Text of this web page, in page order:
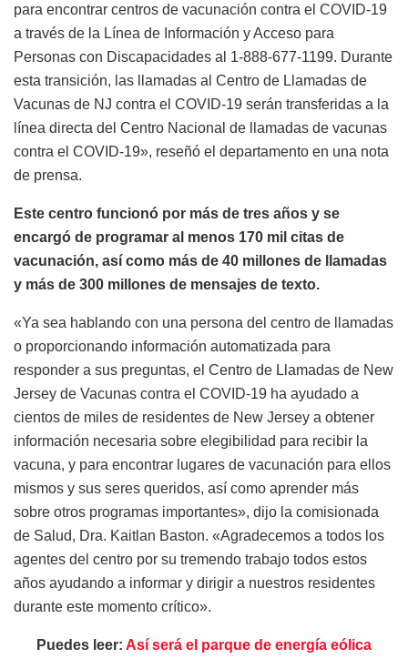
para encontrar centros de vacunación contra el COVID-19
a través de la Línea de Información y Acceso para
Personas con Discapacidades al 1-888-677-1199. Durante
esta transición, las llamadas al Centro de Llamadas de
Vacunas de NJ contra el COVID-19 serán transferidas a la
línea directa del Centro Nacional de llamadas de vacunas
contra el COVID-19», reseñó el departamento en una nota
de prensa.
Este centro funcionó por más de tres años y se
encargó de programar al menos 170 mil citas de
vacunación, así como más de 40 millones de llamadas
y más de 300 millones de mensajes de texto.
«Ya sea hablando con una persona del centro de llamadas
o proporcionando información automatizada para
responder a sus preguntas, el Centro de Llamadas de New
Jersey de Vacunas contra el COVID-19 ha ayudado a
cientos de miles de residentes de New Jersey a obtener
información necesaria sobre elegibilidad para recibir la
vacuna, y para encontrar lugares de vacunación para ellos
mismos y sus seres queridos, así como aprender más
sobre otros programas importantes», dijo la comisionada
de Salud, Dra. Kaitlan Baston. «Agradecemos a todos los
agentes del centro por su tremendo trabajo todos estos
años ayudando a informar y dirigir a nuestros residentes
durante este momento crítico».
Puedes leer: Así será el parque de energía eólica